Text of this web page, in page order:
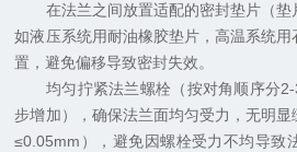
在法兰之间放置适配的密封垫片（垫
如液压系统用耐油橡胶垫片，高温系统
置，避免偏移导致密封失效。
均匀拧紧法兰螺栓（按对角顺序分2-
步增加），确保法兰面均匀受力，无明
≤0.05mm），避免因螺栓受力不均导致